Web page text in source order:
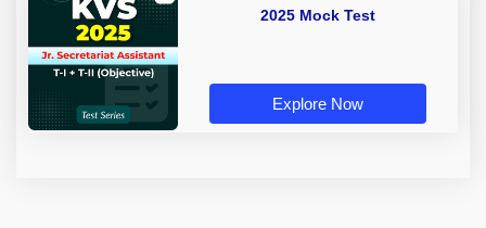
2025 Mock Test
Explore Now